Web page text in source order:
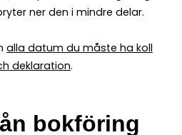
ner den i mindre delar.
alla datum du måste ha koll
deklaration.
bokföring